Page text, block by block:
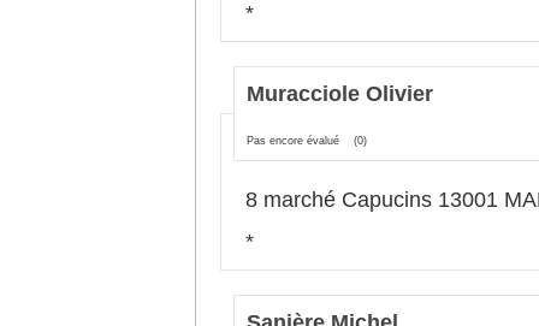
*
Muracciole Olivier
Pas encore évalué (0)
8 marché Capucins 13001
*